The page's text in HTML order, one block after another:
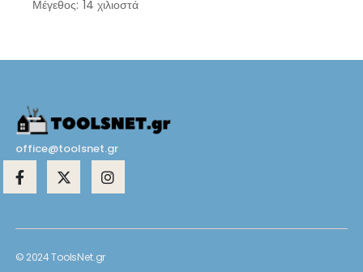
Μέγεθος: 14 χιλιοστά
office@toolsnet.gr
© 2024 ToolsNet.gr